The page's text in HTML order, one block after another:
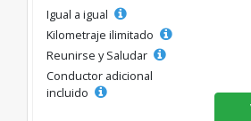
Igual a igual
Kilometraje ilimitado
Reunirse y Saludar
Conductor adicional
incluido